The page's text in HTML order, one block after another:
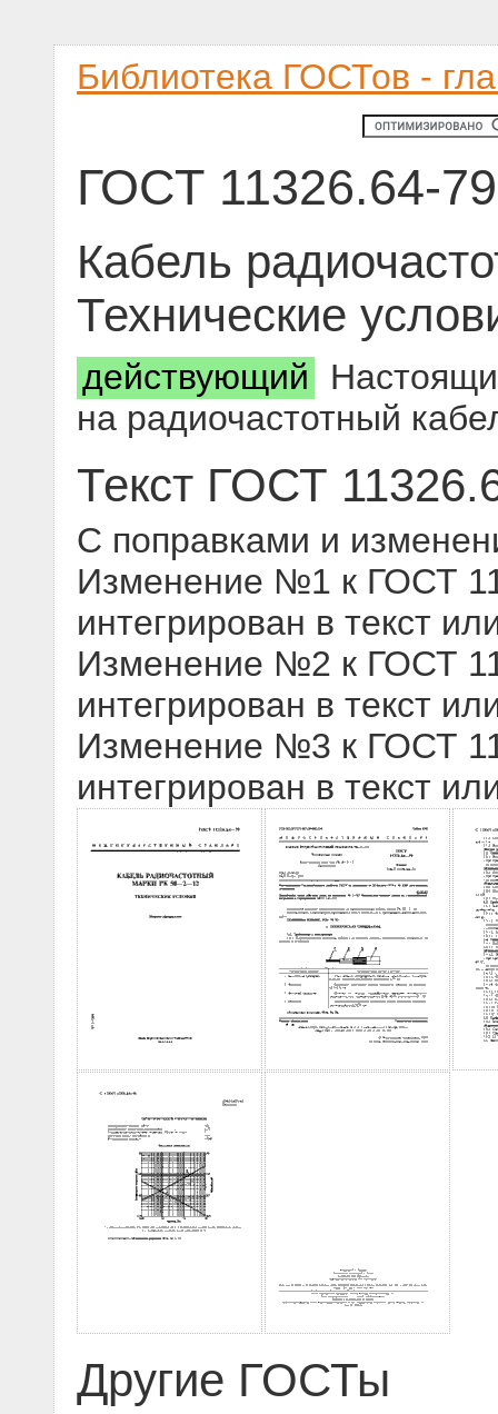
Библиотека ГОСТов -
ГОСТ 11326.64-79
Кабель
Технические
действующий
на радиочастотный
Текст ГОСТ
С поправками и
Изменение №1 к ГОСТ
интегрирован в текст
Изменение №2 к ГОСТ
интегрирован в текст
Изменение №3 к ГОСТ
интегрирован в текст
Другие ГОСТы